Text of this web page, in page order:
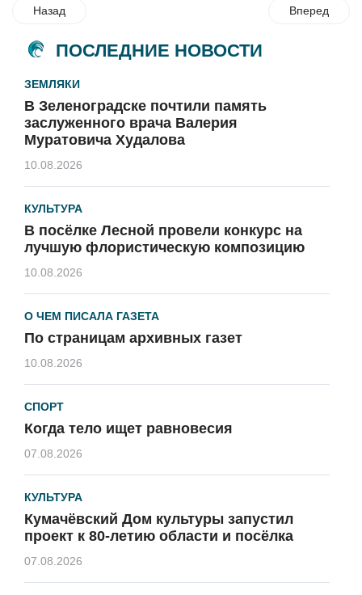
Назад Вперед
ПОСЛЕДНИЕ НОВОСТИ
ЗЕМЛЯКИ
В Зеленоградске почтили память
заслуженного врача Валерия
Муратовича Худалова
10.08.2026
КУЛЬТУРА
В посёлке Лесной провели конкурс на
лучшую флористическую композицию
10.08.2026
О ЧЕМ ПИСАЛА ГАЗЕТА
По страницам архивных газет
10.08.2026
СПОРТ
Когда тело ищет равновесия
07.08.2026
КУЛЬТУРА
Кумачёвский Дом культуры запустил
проект к 80-летию области и посёлка
07.08.2026